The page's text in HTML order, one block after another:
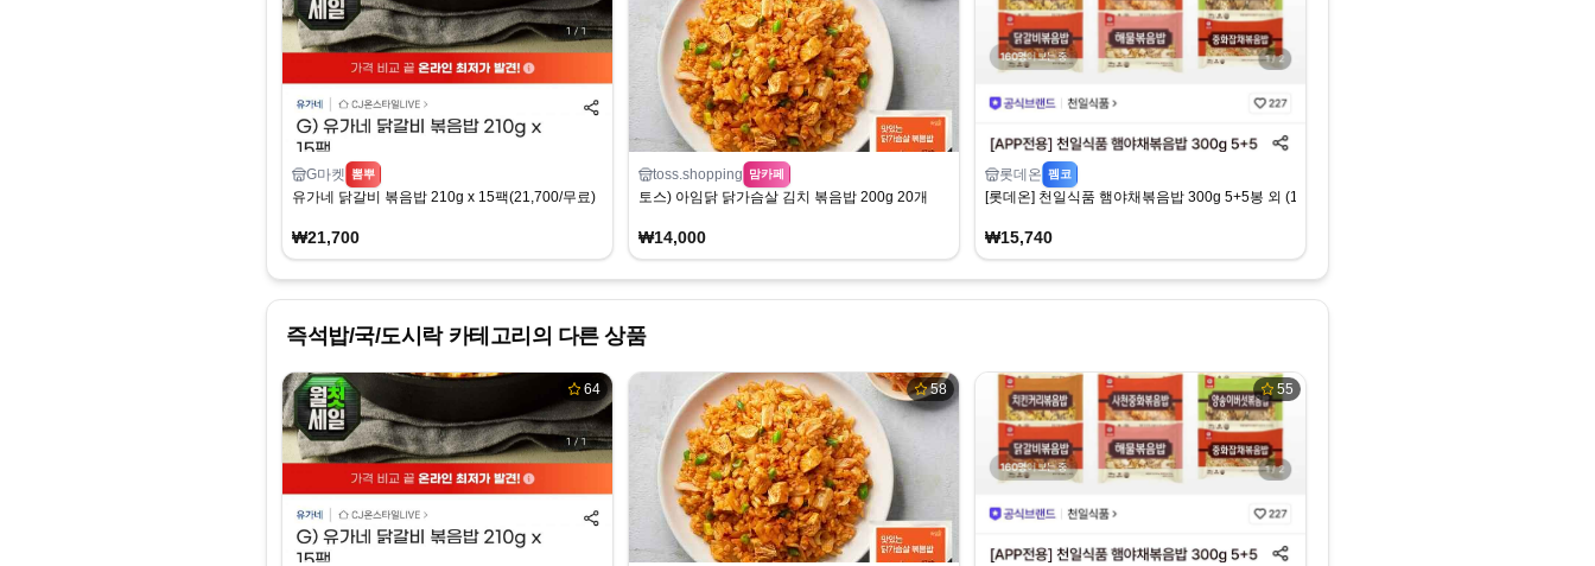
G마켓 뽐뿌
유가네 닭갈비 볶음밥 210g x 15팩(21,700/무료)
₩21,700
toss.shopping 맘카페
토스) 아임닭 닭가슴살 김치 볶음밥 200g 20개
₩14,000
롯데온 펨코
[롯데온] 천일식품 햄야채볶음밥 300g 5+5봉 외 (15,740원) (무료)
₩15,740
즉석밥/국/도시락카테고리의 다른 상품
64 58 55